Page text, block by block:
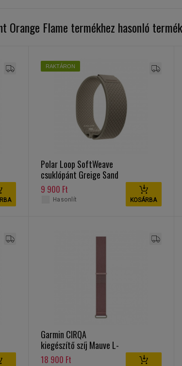
Orange Flame termékhez hasonló
RAKTÁRON
Polar Loop SoftWeave
csuklópánt Greige Sand
9 900 Ft
KOSÁRBA
Hasonlít
Garmin CIRQA
kiegészítő szíj Mauve L-
XL
18 900 Ft